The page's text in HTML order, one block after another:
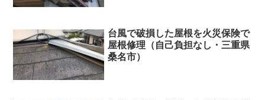
台風で破損した屋根を火災保険で
屋根修理（自己負担なし・三重県
桑名市）